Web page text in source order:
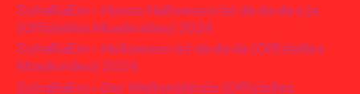
SchaRaEm – House Halloween ist da da da o ja
(Offizielles Musikvideo) 2024
SchaRaEm – Helloween ist da da da (Offizielles
Musikvideo) 2024
SchaRaEm – Der Weltenblinzla (Offizielles